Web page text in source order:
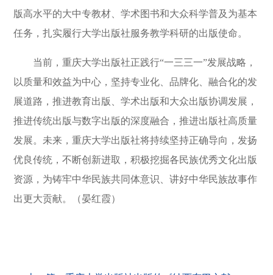
版高水平的大中专教材、学术图书和大众科学普及为基本
任务，扎实履行大学出版社服务教学科研的出版使命。
当前，重庆大学出版社正践行“一三三一”发展战略，
以质量和效益为中心，坚持专业化、品牌化、融合化的发
展道路，推进教育出版、学术出版和大众出版协调发展，
推进传统出版与数字出版的深度融合，推进出版社高质量
发展。未来，重庆大学出版社将持续坚持正确导向，发扬
优良传统，不断创新进取，积极挖掘各民族优秀文化出版
资源，为铸牢中华民族共同体意识、讲好中华民族故事作
出更大贡献。（晏红霞）